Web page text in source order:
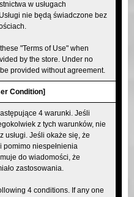
w usługach
nie będą świadczone bez
"Terms of Use" when
by the store. Under no
provided without agreement.
Condition]
4 warunki. Jeśli
z tych warunków, nie
usługi. Jeśli okaże się, że
pomimo niespełnienia
do wiadomości, że
zastosowania.
4 conditions. If any one